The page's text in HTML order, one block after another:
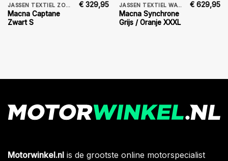
JASSEN TEXTIEL ZOMER
Macna Captane
Zwart S
€ 329,95 JASSEN TEXTIEL WATERDICHT
Macna Synchrone
Grijs / Oranje XXXL
€ 629,95
Motorwinkel.nl is de grootste online motorspecialist